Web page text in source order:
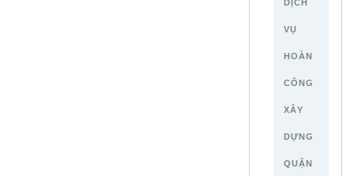
DỊCH
VỤ
HOÀN
CÔNG
XÂY
DỰNG
QUẬN